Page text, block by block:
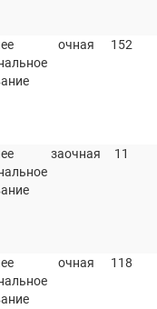
очная 152
заочная 11
очная 118